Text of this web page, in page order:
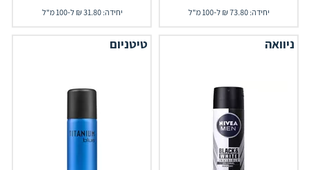
יחידה: 73.80 ₪ ל-100 מ"ל יחידה: 31.80 ₪ ל-100 מ"ל
ניוואה טיטניום